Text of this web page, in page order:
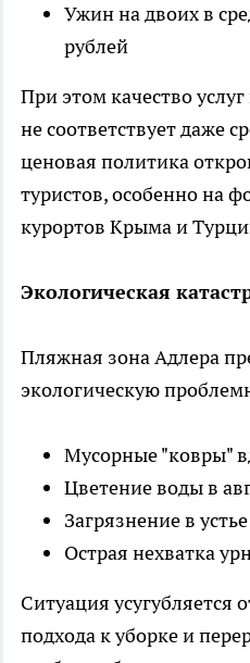
Ужин на двоих в
рублей
При этом качество
не соответствует даже
ценовая политика
туристов, особенно на
курортов Крыма и
Экологическая
Пляжная зона Адлера
экологическую
Мусорные "ковры"
Цветение воды в
Загрязнение в
Острая нехватка
Ситуация усугубляется
подхода к уборке и